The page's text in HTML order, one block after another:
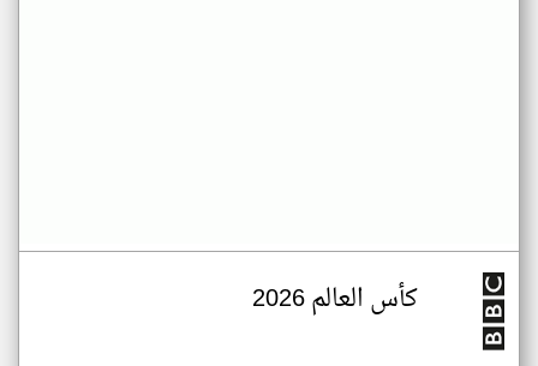
كأس العالم 2026